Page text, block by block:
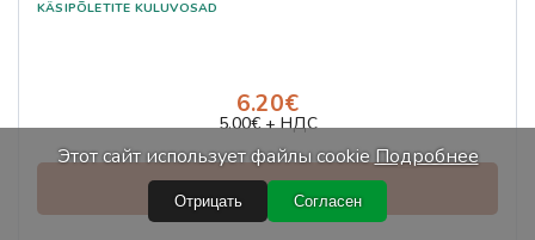
6.20€
5.00€ + НДС
Просмотр и заказ
Этот сайт использует файлы cookieПодробнее
Отрицать Согласен